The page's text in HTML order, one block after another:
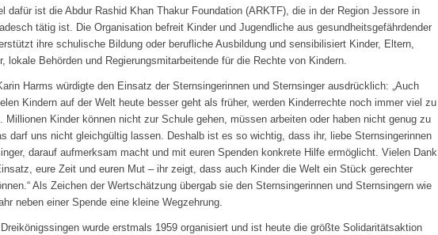
dafür ist die Abdur Rashid Khan Thakur Foundation (ARKTF), die in der Region Jessore in
tätig ist. Die Organisation befreit Kinder und Jugendliche aus gesundheitsgefährdender
ihre schulische Bildung oder berufliche Ausbildung und sensibilisiert Kinder, Eltern,
lokale Behörden und Regierungsmitarbeitende für die Rechte von Kindern.
Harms würdigte den Einsatz der Sternsingerinnen und Sternsinger ausdrücklich: „Auch
Kindern auf der Welt heute besser geht als früher, werden Kinderrechte noch immer viel zu
Millionen Kinder können nicht zur Schule gehen, müssen arbeiten oder haben nicht genug zu
darf uns nicht gleichgültig lassen. Deshalb ist es so wichtig, dass ihr, liebe Sternsingerinnen
darauf aufmerksam macht und mit euren Spenden konkrete Hilfe ermöglicht. Vielen Dank
eure Zeit und euren Mut – ihr zeigt, dass auch Kinder die Welt ein Stück gerechter
Als Zeichen der Wertschätzung übergab sie den Sternsingerinnen und Sternsingern wie
neben einer Spende eine kleine Wegzehrung.
wurde erstmals 1959 organisiert und ist heute die größte Solidaritätsaktion